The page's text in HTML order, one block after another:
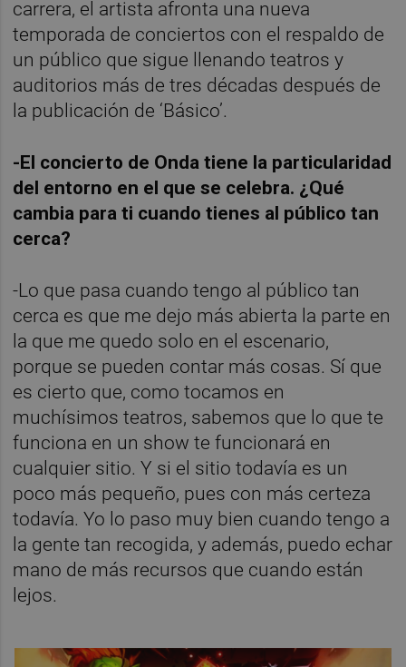
carrera, el artista afronta una nueva
temporada de conciertos con el respaldo de
un público que sigue llenando teatros y
auditorios más de tres décadas después de
la publicación de ‘Básico’.
-El concierto de Onda tiene la particularidad
del entorno en el que se celebra. ¿Qué
cambia para ti cuando tienes al público tan
cerca?
-Lo que pasa cuando tengo al público tan
cerca es que me dejo más abierta la parte en
la que me quedo solo en el escenario,
porque se pueden contar más cosas. Sí que
es cierto que, como tocamos en
muchísimos teatros, sabemos que lo que te
funciona en un show te funcionará en
cualquier sitio. Y si el sitio todavía es un
poco más pequeño, pues con más certeza
todavía. Yo lo paso muy bien cuando tengo a
la gente tan recogida, y además, puedo echar
mano de más recursos que cuando están
lejos.